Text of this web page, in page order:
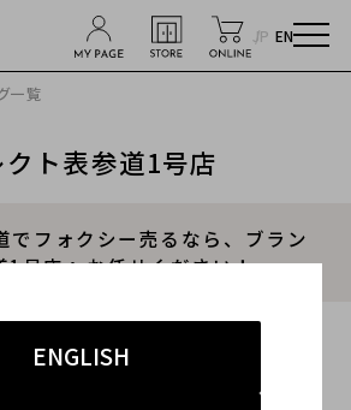
JP EN
ENGLISH
一覧
ト表参道1号店
でフォクシー売るなら、ブラン
1号店へお任せください！